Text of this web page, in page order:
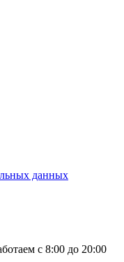
данных
c 8:00 до 20:00